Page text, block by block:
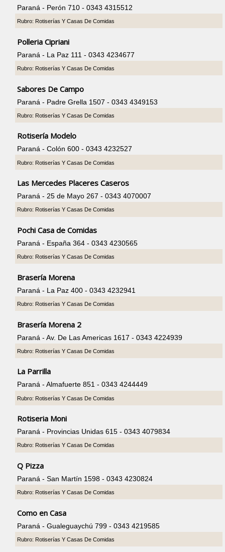
Paraná - Perón 710 - 0343 4315512
Rubro: Rotiserías Y Casas De Comidas
Polleria Cipriani
Paraná - La Paz 111 - 0343 4234677
Rubro: Rotiserías Y Casas De Comidas
Sabores De Campo
Paraná - Padre Grella 1507 - 0343 4349153
Rubro: Rotiserías Y Casas De Comidas
Rotisería Modelo
Paraná - Colón 600 - 0343 4232527
Rubro: Rotiserías Y Casas De Comidas
Las Mercedes Placeres Caseros
Paraná - 25 de Mayo 267 - 0343 4070007
Rubro: Rotiserías Y Casas De Comidas
Pochi Casa de Comidas
Paraná - España 364 - 0343 4230565
Rubro: Rotiserías Y Casas De Comidas
Brasería Morena
Paraná - La Paz 400 - 0343 4232941
Rubro: Rotiserías Y Casas De Comidas
Brasería Morena 2
Paraná - Av. De Las Americas 1617 - 0343 4224939
Rubro: Rotiserías Y Casas De Comidas
La Parrilla
Paraná - Almafuerte 851 - 0343 4244449
Rubro: Rotiserías Y Casas De Comidas
Rotiseria Moni
Paraná - Provincias Unidas 615 - 0343 4079834
Rubro: Rotiserías Y Casas De Comidas
Q Pizza
Paraná - San Martín 1598 - 0343 4230824
Rubro: Rotiserías Y Casas De Comidas
Como en Casa
Paraná - Gualeguaychú 799 - 0343 4219585
Rubro: Rotiserías Y Casas De Comidas